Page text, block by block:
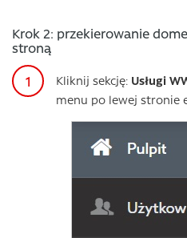
Krok 2: przekierowanie
stroną
Kliknij sekcję: Usługi
menu po lewej stronie